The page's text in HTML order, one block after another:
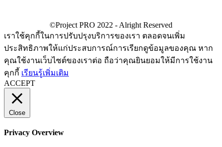
เราใช้คุกกี้ในการปรับปรุงบริการของเรา ตลอดจนเพิ่ม
ประสิทธิภาพให้แก่ประสบการณ์การเรียกดูข้อมูลของคุณ หาก
คุณใช้งานเว็บไซต์ของเราต่อ ถือว่าคุณยินยอมให้มีการใช้งาน
คุกกี้ เรียนรู้เพิ่มเติม
ACCEPT
Close
Privacy Overview